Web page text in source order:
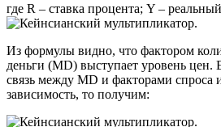
где R – ставка процента; Y –
Из формулы видно, что фактором
деньги (МD) выступает уровень цен.
связь между МD и факторами спроса
зависимость, то получим: